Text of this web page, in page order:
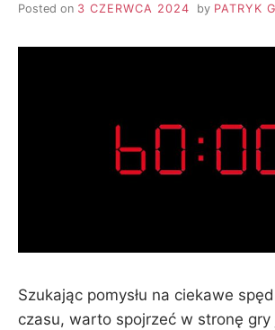
Posted on 3 CZERWCA 2024 by PATRYK
Szukając pomysłu na ciekawe
czasu, warto spojrzeć w stronę gry